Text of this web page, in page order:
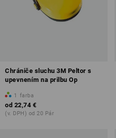
Chrániče sluchu 3M Peltor s
upevnením na prilbu Op
1 farba
od 22,74 €
(v. DPH) od 20 Pár